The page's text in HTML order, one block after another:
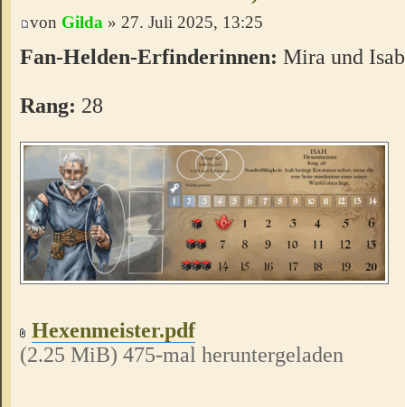
von Gilda » 27. Juli 2025, 13:25
Fan-Helden-Erfinderinnen: Mira und
Rang: 28
Hexenmeister.pdf
(2.25 MiB) 475-mal heruntergeladen